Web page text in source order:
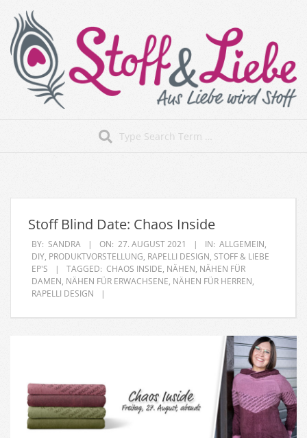
content
Stoff&Liebe
Menu
Stoff Blind Date: Chaos Inside
BY: SANDRA ON: 27. AUGUST 2021 IN: ALLGEMEIN,
DIY, PRODUKTVORSTELLUNG, RAPELLI DESIGN, STOFF & LIEBE
EP'S
TAGGED: CHAOS INSIDE, NÄHEN, NÄHEN FÜR
DAMEN, NÄHEN FÜR ERWACHSENE, NÄHEN FÜR HERREN,
RAPELLI DESIGN